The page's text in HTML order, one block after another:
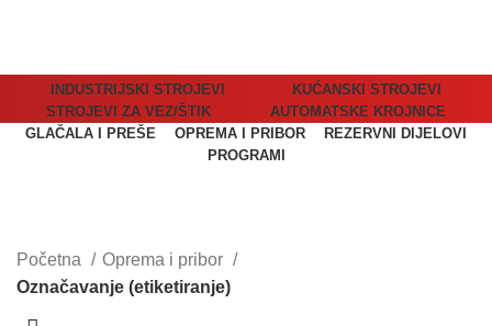
INDUSTRIJSKI STROJEVI
KUĆANSKI STROJEVI
STROJEVI ZA VEZ/ŠTIK
AUTOMATSKE KROJNICE
GLAČALA I PREŠE
OPREMA I PRIBOR
REZERVNI DIJELOVI
PROGRAMI
Kategorije
Početna
Oprema i pribor
Označavanje (etiketiranje)